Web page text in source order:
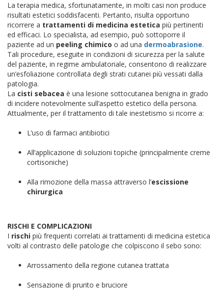
La terapia medica, sfortunatamente, in molti casi non produce
risultati estetici soddisfacenti. Pertanto, risulta opportuno
ricorrere a trattamenti di medicina estetica più pertinenti
ed efficaci. Lo specialista, ad esempio, può sottoporre il
paziente ad un peeling chimico o ad una dermoabrasione.
Tali procedure, eseguite in condizioni di sicurezza per la salute
del paziente, in regime ambulatoriale, consentono di realizzare
un’esfoliazione controllata degli strati cutanei più vessati dalla
patologia.
La cisti sebacea è una lesione sottocutanea benigna in grado
di incidere notevolmente sull’aspetto estetico della persona.
Attualmente, per il trattamento di tale inestetismo si ricorre a:
L’uso di farmaci antibiotici
All’applicazione di soluzioni topiche (principalmente creme
cortisoniche)
Alla rimozione della massa attraverso l’escissione
chirurgica
RISCHI E COMPLICAZIONI
I rischi più frequenti correlati ai trattamenti di medicina estetica
volti al contrasto delle patologie che colpiscono il sebo sono:
Arrossamento della regione cutanea trattata
Sensazione di prurito e bruciore